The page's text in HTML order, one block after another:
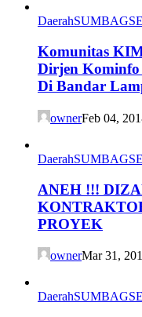
Daerah
Komunitas
Dirjen
Di Bandar
ownerFeb 04,
Daerah
ANEH !!!
PROYEK
ownerMar 31,
Daerah